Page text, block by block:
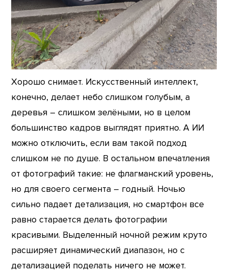
Хорошо снимает. Искусственный интеллект,
конечно, делает небо слишком голубым, а
деревья – слишком зелёными, но в целом
большинство кадров выглядят приятно. А ИИ
можно отключить, если вам такой подход
слишком не по душе. В остальном впечатления
от фотографий такие: не флагманский уровень,
но для своего сегмента – годный. Ночью
сильно падает детализация, но смартфон все
равно старается делать фотографии
красивыми. Выделенный ночной режим круто
расширяет динамический диапазон, но с
детализацией поделать ничего не может.